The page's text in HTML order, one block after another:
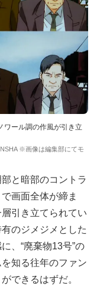
ワール調の作風が引き立
※画像は編集部にてモ
と暗部のコントラ
画面全体が締ま
引き立てられてい
のジメジメとした
、“廃棄物13号”の
知る往年のファン
できるはずだ。